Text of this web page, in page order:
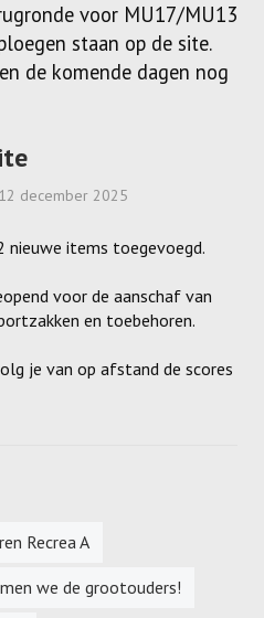
voor MU17/MU13
staan op de site.
de komende dagen nog
december 2025
nieuwe items toegevoegd.
voor de aanschaf van
en toebehoren.
je van op afstand de scores
Recrea A
we de grootouders!